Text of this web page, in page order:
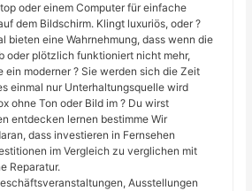
oder einem Computer für einfache
dem Bildschirm. Klingt luxuriös, oder ?
bieten eine Wahrnehmung, dass wenn die
oder plötzlich funktioniert nicht mehr,
ein moderner ? Sie werden sich die Zeit
einmal nur Unterhaltungsquelle wird
ohne Ton oder Bild im ? Du wirst
entdecken lernen bestimme Wir
dass investieren in Fernsehen
im Vergleich zu verglichen mit
Reparatur.
Ausstellungen